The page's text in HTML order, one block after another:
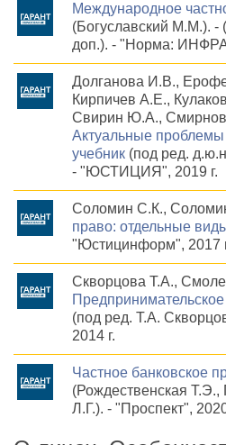
Международное
(Богуславский М.М.). -
доп.). - "Норма:
Долганова И.В.,
Кирпичев А.Е.,
Свирин Ю.А.,
Актуальные проблемы
учебник (под ред.
- "ЮСТИЦИЯ", 2019 г.
Соломин С.К.,
право: отдельные
"Юстицинформ", 2017
Скворцова Т.А.,
(под ред. Т.А.
2014 г.
Частное банковское
(Рождественская
Л.Г.). - "Проспект", 2020